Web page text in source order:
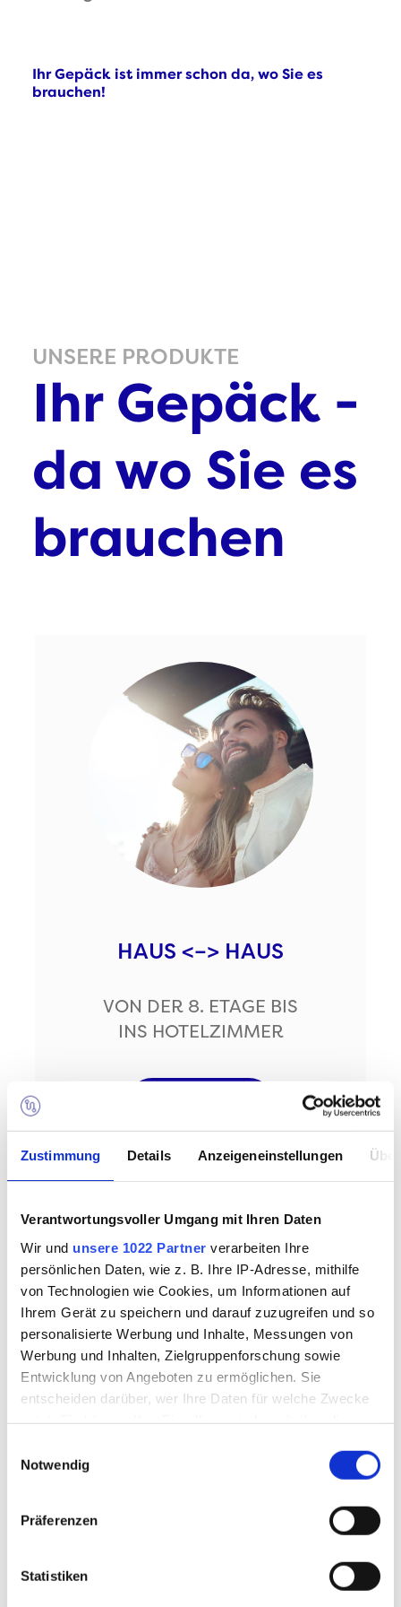
Zustimmung Details Anzeigeneinstellungen
Verantwortungsvoller Umgang mit Ihren Daten
Wir und unsere 1022 Partner verarbeiten Ihre
persönlichen Daten, wie z. B. Ihre IP-Adresse, mithilfe
von Technologien wie Cookies, um Informationen auf
Ihrem Gerät zu speichern und darauf zuzugreifen und so
personalisierte Werbung und Inhalte, Messungen von
Werbung und Inhalten, Zielgruppenforschung sowie
Entwicklung von Angeboten zu ermöglichen. Sie
entscheiden darüber, wer Ihre Daten für welche Zwecke
Trigger Symbol ändern oder widerrufen
Informationen über Ihre geografische Lage
können
Notwendig
Präferenzen
Statistiken
Ihr Gepäck ist immer schon da, wo Sie es
brauchen!
UNSERE PRODUKTE
Ihr Gepäck -
da wo Sie es
brauchen
HAUS <–> HAUS
VON DER 8. ETAGE BIS
INS HOTELZIMMER